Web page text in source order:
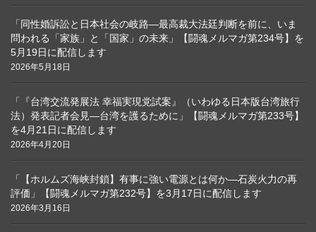
「同性婚訴訟と日本社会の岐路―最高裁大法廷判断を前に、いま
問われる「家族」と「国家」の未来」【闘魂メルマガ第234号】を
5月19日に配信します
2026年5月18日
「『台湾交流発展法 幸福実現党試案』（いわゆる日本版台湾旅行
法）発表記者会見―台湾を護るために」【闘魂メルマガ第233号】
を4月21日に配信します
2026年4月20日
「【ホルムズ海峡封鎖】有事に強い電源とは何か―石炭火力の再
評価」【闘魂メルマガ第232号】を3月17日に配信します
2026年3月16日